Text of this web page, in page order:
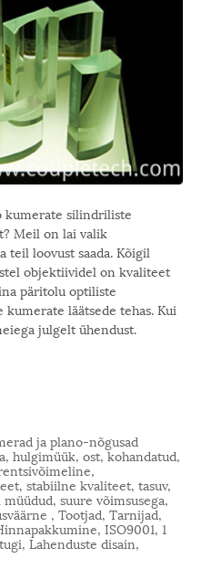
kumerate silindriliste
Meil on lai valik
teil loovust saada. Kõigil
objektiividel on kvaliteet
päritolu optiliste
läätsede tehas. Kui
julgelt ühendust.
ja plano-nõgusad
hulgimüük, ost, kohandatud,
stabiilne kvaliteet, tasuv,
suure võimsusega,
, Tootjad, Tarnijad,
ISO9001, 1
Lahenduste disain,